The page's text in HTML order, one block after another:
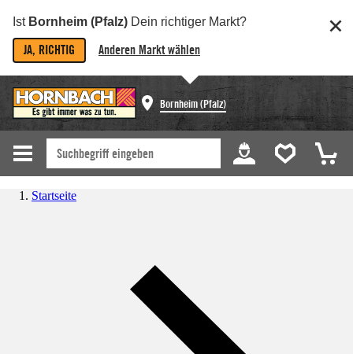
Ist Bornheim (Pfalz) Dein richtiger Markt?
JA, RICHTIG Anderen Markt wählen
Bornheim (Pfalz)
Startseite